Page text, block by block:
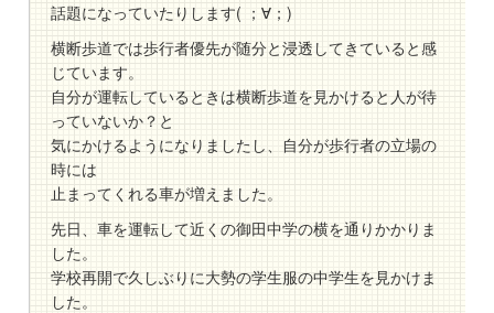
話題になっていたりします( ；∀；)
横断歩道では歩行者優先が随分と浸透してきていると感
じています。
自分が運転しているときは横断歩道を見かけると人が待
っていないか？と
気にかけるようになりましたし、自分が歩行者の立場の
時には
止まってくれる車が増えました。
先日、車を運転して近くの御田中学の横を通りかかりま
した。
学校再開で久しぶりに大勢の学生服の中学生を見かけま
した。